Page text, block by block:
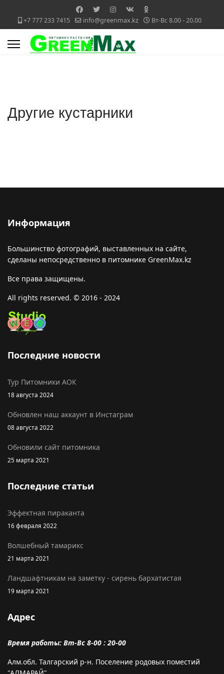
+7 777 233 7415 info@greenmax.kz Вт-Вс 8.00 - 20.00
Другие кустарники
Информация
Большинство фотографий, выставленных на сайте,
сделаны непосредственно в питомнике GreenMax.kz
Все права защищены.
All rights reserved. © 2016 - 2024
Последние новости
Тур Питомники АОК
18 августа 2024
Обновлен наш аккаунт в Инстаграм
08 августа 2022
Обновили сайт питомника
25 марта 2021
Последние статьи
Эффектная пираканта
16 февраля 2022
Волшебный тамарикс
21 марта 2021
Ландшафтникам на заметку - сирень бархатистая
19 марта 2021
Адрес
Время работы: Вт-Вс 8-00 : 20-00
Алм.обл. Талгарский р-н. Поселение родовых поместий